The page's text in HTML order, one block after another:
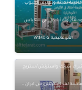
ماكينة تعبئة وتغليف الحبوب
أشكال في الأكياس
الأتوماتيكية W340 G
شرنك واسترتش/ستريج
لف استرتش من ايران –